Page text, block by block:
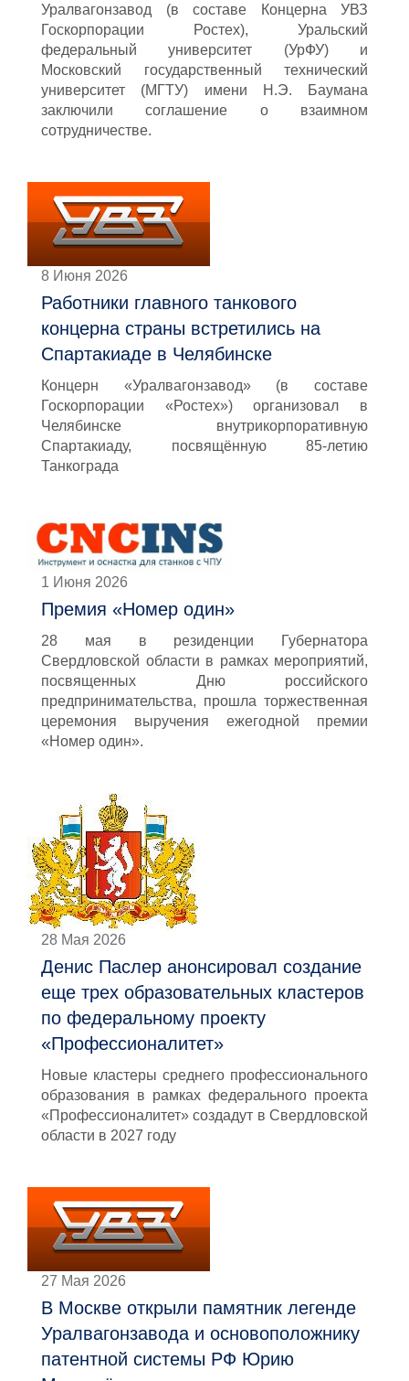
Уралвагонзавод (в составе Концерна УВЗ
Госкорпорации Ростех), Уральский
федеральный университет (УрФУ) и
Московский государственный технический
университет (МГТУ) имени Н.Э. Баумана
заключили соглашение о взаимном
сотрудничестве.
8 Июня 2026
Работники главного танкового
концерна страны встретились на
Спартакиаде в Челябинске
Концерн «Уралвагонзавод» (в составе
Госкорпорации «Ростех») организовал в
Челябинске внутрикорпоративную
Спартакиаду, посвящённую 85-летию
Танкограда
1 Июня 2026
Премия «Номер один»
28 мая в резиденции Губернатора
Свердловской области в рамках мероприятий,
посвященных Дню российского
предпринимательства, прошла торжественная
церемония выручения ежегодной премии
«Номер один».
28 Мая 2026
Денис Паслер анонсировал создание
еще трех образовательных кластеров
по федеральному проекту
«Профессионалитет»
Новые кластеры среднего профессионального
образования в рамках федерального проекта
«Профессионалитет» создадут в Свердловской
области в 2027 году
27 Мая 2026
В Москве открыли памятник легенде
Уралвагонзавода и основоположнику
патентной системы РФ Юрию